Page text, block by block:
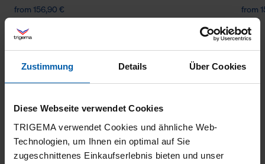
Zustimmung Details Über Cookies
Diese Webseite verwendet Cookies
TRIGEMA verwendet Cookies und ähnliche Web-
Technologien, um Ihnen ein optimal auf Sie
zugeschnittenes Einkaufserlebnis bieten und unser
from 156,90 € from
climate-neutral
Family business